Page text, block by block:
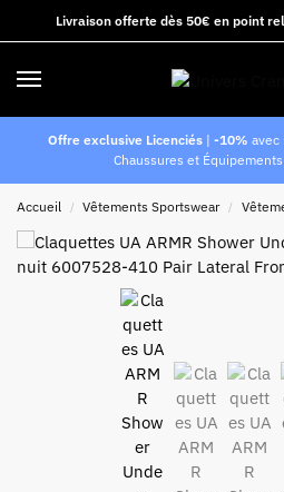
Livraison offerte dès 50€ en point
Offre exclusive Licenciés | -10% avec
Chaussures et
Accueil / Vêtements Sportswear /